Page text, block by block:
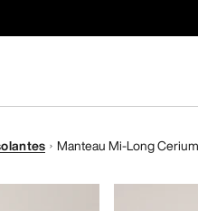
Manteau Mi-Long Cerium